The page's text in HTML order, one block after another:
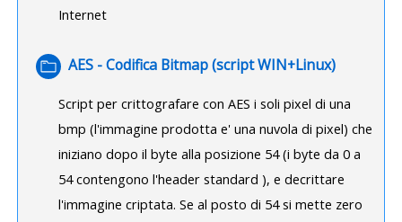
Internet
AES - Codifica Bitmap (script WIN+Linux)
Cartella
Script per crittografare con AES i soli pixel di una
bmp (l'immagine prodotta e' una nuvola di pixel) che
iniziano dopo il byte alla posizione 54 (i byte da 0 a
54 contengono l'header standard ), e decrittare
l'immagine criptata. Se al posto di 54 si mette zero